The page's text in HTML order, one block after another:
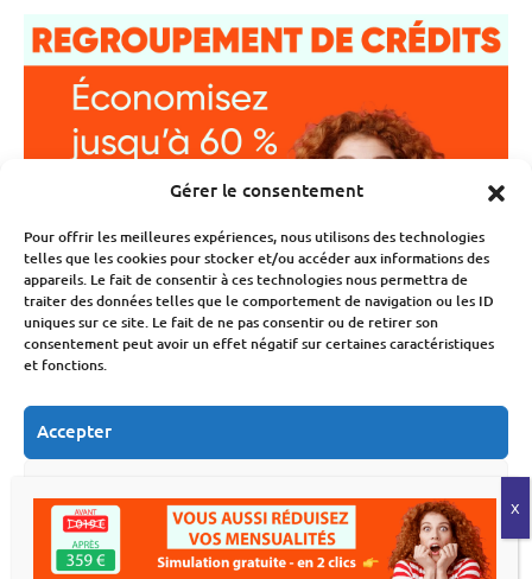
Gérer le consentement
Pour offrir les meilleures expériences, nous utilisons des technologies
telles que les cookies pour stocker et/ou accéder aux informations des
appareils. Le fait de consentir à ces technologies nous permettra de
traiter des données telles que le comportement de navigation ou les ID
uniques sur ce site. Le fait de ne pas consentir ou de retirer son
consentement peut avoir un effet négatif sur certaines caractéristiques
et fonctions.
Accepter
Voir les préférences